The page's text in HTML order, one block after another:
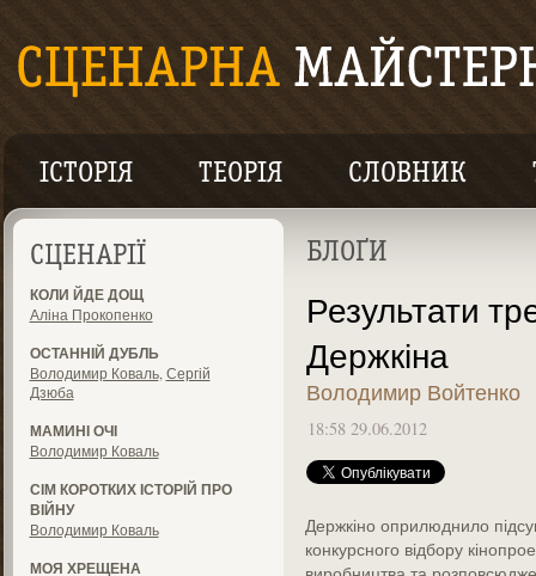
ІСТОРІЯ ТЕОРІЯ СЛОВНИК
СЦЕНАРІЇ
КОЛИ ЙДЕ ДОЩ
Аліна Прокопенко
ОСТАННІЙ ДУБЛЬ
Володимир Коваль, Сергій
Дзюба
МАМИНІ ОЧІ
Володимир Коваль
СІМ КОРОТКИХ ІСТОРІЙ ПРО
ВІЙНУ
Володимир Коваль
МОЯ ХРЕЩЕНА
БЛОҐИ
Результати
Держкіна
Володимир Войтенко
18:58 29.06.2012
Держкіно оприлюднило
конкурсного відбору